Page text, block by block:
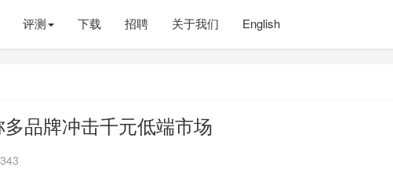
评测 下载 招聘 关于我们 English
品牌冲击千元低端市场